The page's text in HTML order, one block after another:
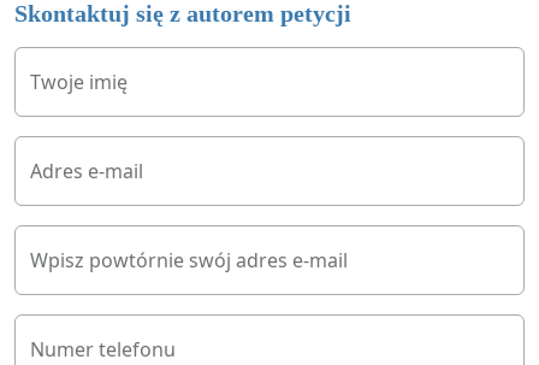
Skontaktuj się z autorem petycji
Twoje imię
Adres e-mail
Wpisz powtórnie swój adres e-mail
Numer telefonu